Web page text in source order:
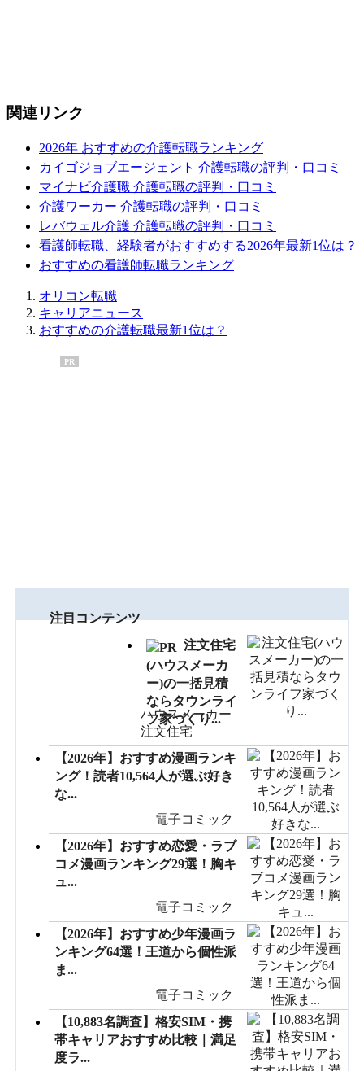
関連リンク
2026年 おすすめの介護転職ランキング
カイゴジョブエージェント 介護転職の評判・口コミ
マイナビ介護職 介護転職の評判・口コミ
介護ワーカー 介護転職の評判・口コミ
レバウェル介護 介護転職の評判・口コミ
看護師転職、経験者がおすすめする2026年最新1位は？
おすすめの看護師転職ランキング
オリコン転職
キャリアニュース
おすすめの介護転職最新1位は？
PR
注目コンテンツ
注文住宅
(ハウスメーカ
ー)の一括見積
ならタウンライ
フ家づくり...
ハウスメーカー
注文住宅
【2026年】おすすめ漫画ランキ
ング！読者10,564人が選ぶ好き
な...
電子コミック
【2026年】おすすめ恋愛・ラブ
コメ漫画ランキング29選！胸キ
ュ...
電子コミック
【2026年】おすすめ少年漫画ラ
ンキング64選！王道から個性派
ま...
電子コミック
【10,883名調査】格安SIM・携
帯キャリアおすすめ比較｜満足
度ラ...